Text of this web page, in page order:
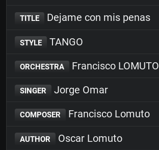
TITLE Dejame con mis penas
STYLE TANGO
ORCHESTRA Francisco LOMUTO
SINGER Jorge Omar
COMPOSER Francisco Lomuto
AUTHOR Oscar Lomuto